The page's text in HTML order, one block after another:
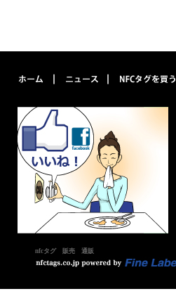
nfcタグ 販売 通販